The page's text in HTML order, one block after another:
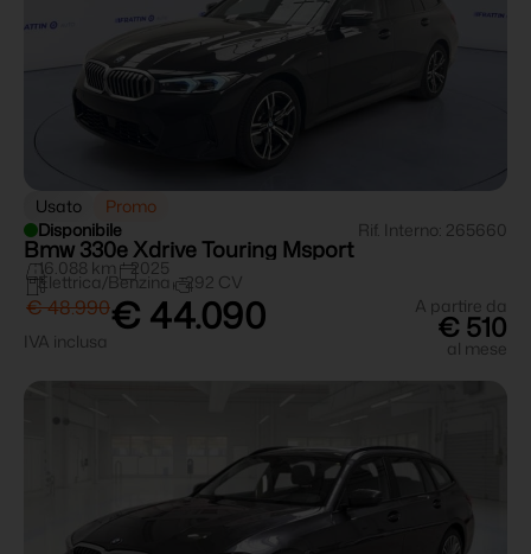
Usato
Promo
Disponibile
Rif. Interno: 265660
Bmw 330e Xdrive Touring Msport
16.088 km 2025
Elettrica/Benzina 292 CV
€ 44.090
€ 48.990
IVA inclusa
A partire da
€ 510
al mese